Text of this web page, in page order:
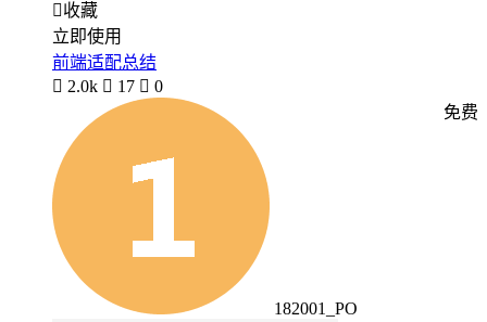
收藏
立即使用
前端适配总结
 2.0k  17  0
182001_PO
免费